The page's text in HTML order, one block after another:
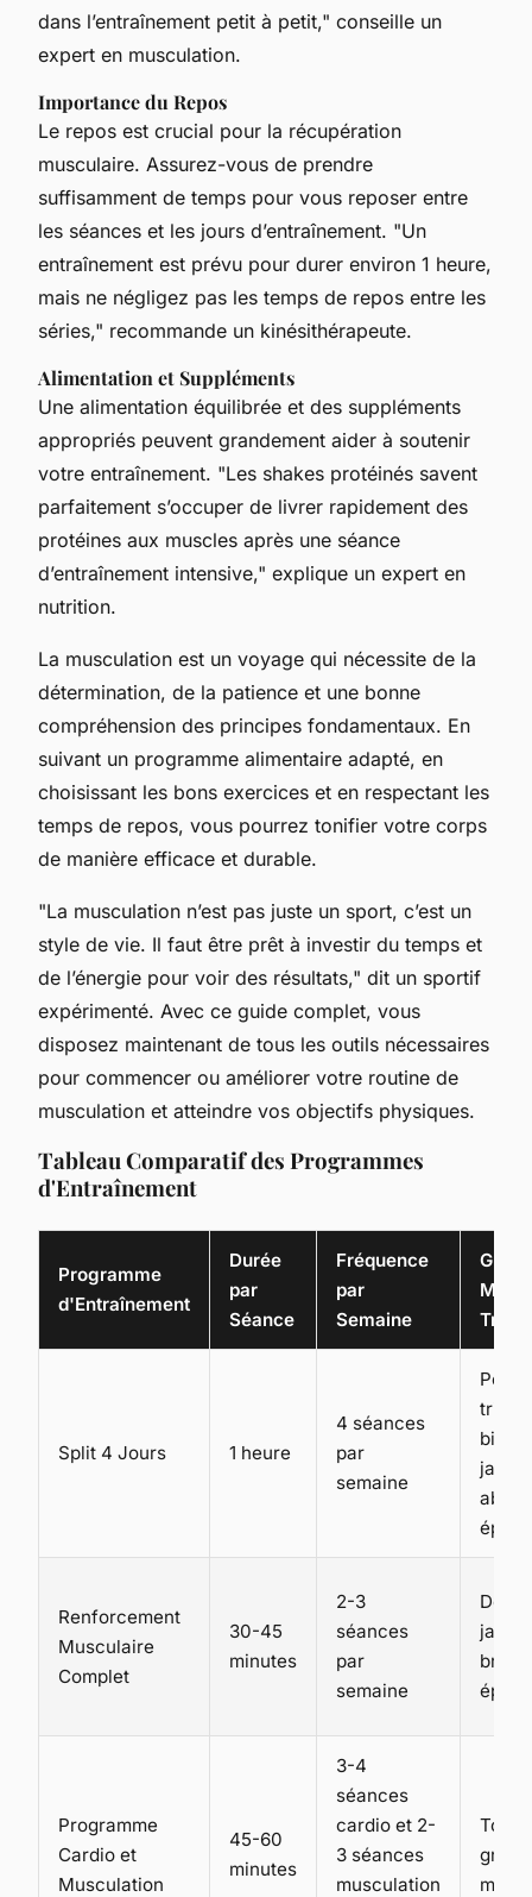
dans l’entraînement petit à petit," conseille un
expert en musculation.
Importance du Repos
Le repos est crucial pour la récupération
musculaire. Assurez-vous de prendre
suffisamment de temps pour vous reposer entre
les séances et les jours d’entraînement. "Un
entraînement est prévu pour durer environ 1 heure,
mais ne négligez pas les temps de repos entre les
séries," recommande un kinésithérapeute.
Alimentation et Suppléments
Une alimentation équilibrée et des suppléments
appropriés peuvent grandement aider à soutenir
votre entraînement. "Les shakes protéinés savent
parfaitement s’occuper de livrer rapidement des
protéines aux muscles après une séance
d’entraînement intensive," explique un expert en
nutrition.
La musculation est un voyage qui nécessite de la
détermination, de la patience et une bonne
compréhension des principes fondamentaux. En
suivant un programme alimentaire adapté, en
choisissant les bons exercices et en respectant les
temps de repos, vous pourrez tonifier votre corps
de manière efficace et durable.
"La musculation n’est pas juste un sport, c’est un
style de vie. Il faut être prêt à investir du temps et
de l’énergie pour voir des résultats," dit un sportif
expérimenté. Avec ce guide complet, vous
disposez maintenant de tous les outils nécessaires
pour commencer ou améliorer votre routine de
musculation et atteindre vos objectifs physiques.
Tableau Comparatif des Programmes
d'Entraînement
Programme
d'Entraînement
Durée
par
Séance
Fréquence
par
Semaine
Split 4 Jours 1 heure
4 séances
par
semaine
Renforcement
Musculaire
Complet
30-45
minutes
2-3
séances
par
semaine
Dos,
bras,
Programme
Cardio et
Musculation
45-60
minutes
3-4
séances
cardio et 2-
3 séances
musculation
Tous